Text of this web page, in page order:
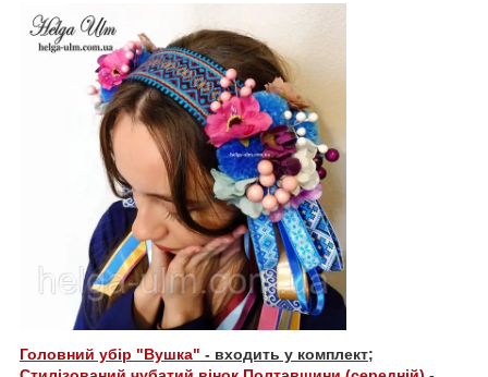
Головний убір "Вушка" - входить у комплект;